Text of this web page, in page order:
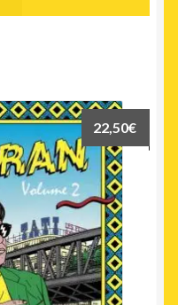
22,50€